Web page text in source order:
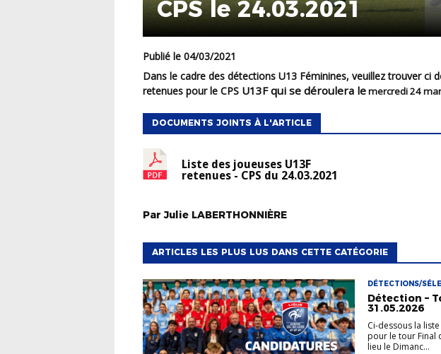
CPS le 24.03.2021
Publié le 04/03/2021
Dans le cadre des détections U13 Féminines, veuillez trouver ci dessous la liste des joueuses
retenues pour le CPS U13F qui se déroulera lemercredi 24
DOCUMENTS JOINTS À L'ARTICLE
Liste des joueuses U13F
retenues - CPS du 24.03.2021
ParJulie LABERTHONNIÈRE
ARTICLES LES PLUS LUS DANS CETTE CATÉGORIE
DÉTECTIONS/
Détection –
31.05.2026
Ci-dessous la
pour le tour Final
lieu le Dimanc...